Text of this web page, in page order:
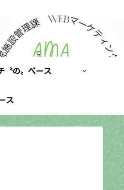
〝の〟ベース
ス